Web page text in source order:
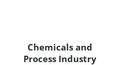
Chemicals and
Process Industry